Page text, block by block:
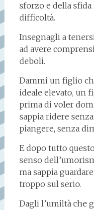
sforzo e della
difficoltà.
Insegnagli a
ad avere
deboli.
Dammi un figlio
ideale elevato, un
prima di voler
sappia ridere
piangere, senza
E dopo tutto
senso
ma sappia
troppo sul serio.
Dagli l’umiltà che